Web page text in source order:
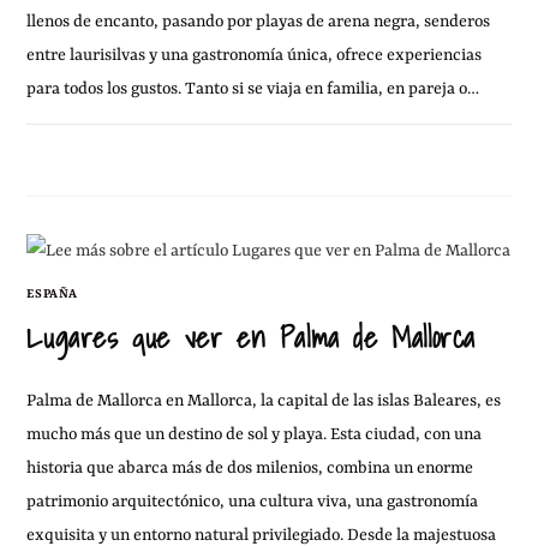
llenos de encanto, pasando por playas de arena negra, senderos
entre laurisilvas y una gastronomía única, ofrece experiencias
para todos los gustos. Tanto si se viaja en familia, en pareja o…
ESPAÑA
Lugares que ver en Palma de Mallorca
Palma de Mallorca en Mallorca, la capital de las islas Baleares, es
mucho más que un destino de sol y playa. Esta ciudad, con una
historia que abarca más de dos milenios, combina un enorme
patrimonio arquitectónico, una cultura viva, una gastronomía
exquisita y un entorno natural privilegiado. Desde la majestuosa